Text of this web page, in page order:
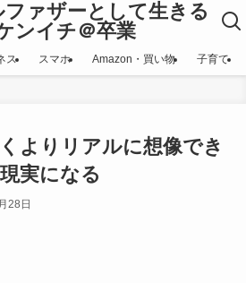
ァザーとして生きる
ンイチ＠卒業
ス スマホ Amazon・買い物 子育て
よりリアルに想像でき
実になる
28日